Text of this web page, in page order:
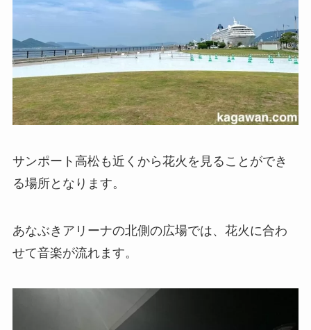
サンポート高松も近くから花火を見ることができ
る場所となります。
あなぶきアリーナの北側の広場では、花火に合わ
せて音楽が流れます。